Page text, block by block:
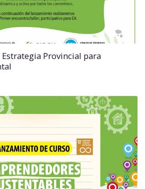
Provincial para